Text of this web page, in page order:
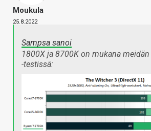
Moukula
25.8.2022
Sampsa sanoi
1800X ja 8700K on mukana
-testissä: